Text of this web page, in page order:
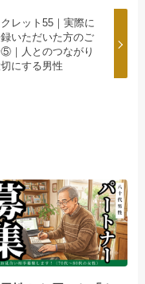
レット55｜実際に
録いただいた方のご
｜人とのつながり
にする男性